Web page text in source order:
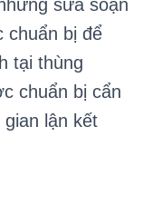
sửa soạn
chuẩn bị để
tại thùng
chuẩn bị cẩn
lận kết